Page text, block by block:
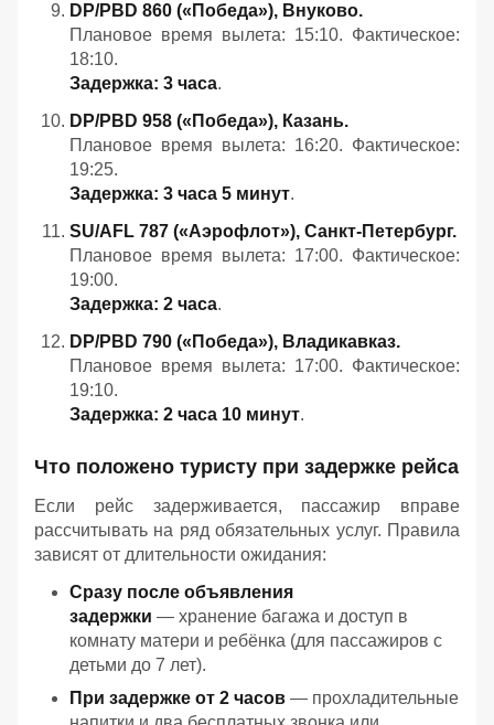
DP/PBD 860 («Победа»), Внуково.
Плановое время вылета: 15:10. Фактическое:
18:10.
Задержка: 3 часа.
DP/PBD 958 («Победа»), Казань.
Плановое время вылета: 16:20. Фактическое:
19:25.
Задержка: 3 часа 5 минут.
SU/AFL 787 («Аэрофлот»), Санкт‑Петербург.
Плановое время вылета: 17:00. Фактическое:
19:00.
Задержка: 2 часа.
DP/PBD 790 («Победа»), Владикавказ.
Плановое время вылета: 17:00. Фактическое:
19:10.
Задержка: 2 часа 10 минут.
Что положено туристу при задержке рейса
Если рейс задерживается, пассажир вправе
рассчитывать на ряд обязательных услуг. Правила
зависят от длительности ожидания:
Сразу после объявления
задержки — хранение багажа и доступ в
комнату матери и ребёнка (для пассажиров с
детьми до 7 лет).
При задержке от 2 часов — прохладительные